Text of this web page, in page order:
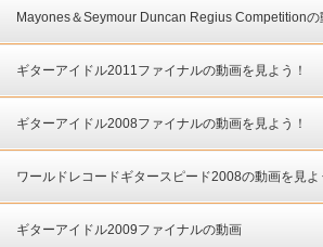
Mayones＆Seymour Duncan Regius Competitionの
ギターアイドル2011ファイナルの動画を見よう！
ギターアイドル2008ファイナルの動画を見よう！
ワールドレコードギタースピード2008の動画を見よ
ギターアイドル2009ファイナルの動画